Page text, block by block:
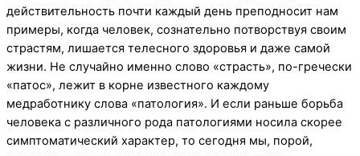
действительность почти каждый день преподносит нам
примеры, когда человек, сознательно потворствуя своим
страстям, лишается телесного здоровья и даже самой
жизни. Не случайно именно слово «страсть», по-гречески
«патос», лежит в корне известного каждому
медработнику слова «патология». И если раньше борьба
человека с различного рода патологиями носила скорее
симптоматический характер, то сегодня мы, порой,